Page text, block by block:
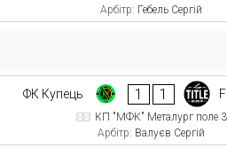
Арбітр: Гебель Сергій
ФК Купець 1 1
КП "МФК" Металург поле 3
Арбітр: Валуєв Сергій